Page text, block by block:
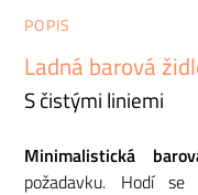
POPIS
Ladná barová
S čistými liniemi
Minimalistická
požadavku. Hodí